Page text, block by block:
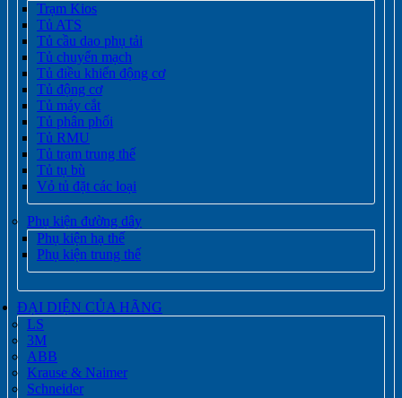
Trạm Kios
Tủ ATS
Tủ cầu dao phụ tải
Tủ chuyển mạch
Tủ điều khiển động cơ
Tủ động cơ
Tủ máy cắt
Tủ phân phối
Tủ RMU
Tủ trạm trung thế
Tủ tụ bù
Vỏ tủ đặt các loại
Phụ kiện đường dây
Phụ kiện hạ thế
Phụ kiện trung thế
ĐẠI DIỆN CỦA HÃNG
LS
3M
ABB
Krause & Naimer
Schneider